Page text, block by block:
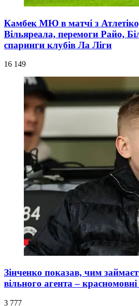
Камбек МЮ в матчі з
Вільяреала, перемоги Райо,
спаринги клубів Ла Ліги
16 149
Зінченко показав, чим
вільного агента –
3 777